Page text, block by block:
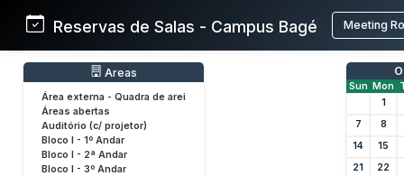
Reservas de Salas - Campus Bagé Meeting
Areas
Área externa - Quadra de arei
Áreas abertas
Auditório (c/ projetor)
Bloco I - 1º Andar
Bloco I - 2ª Andar
Bloco I - 3º Andar
Sun Mon
1
7
8
14
15
21
22